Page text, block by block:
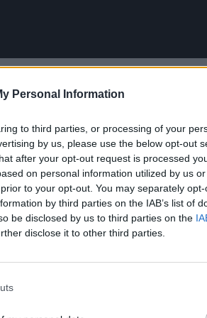
Personal Information
to third parties, or processing of your
by us, please use the below opt-out
after your opt-out request is processed
on personal information utilized by us
to your opt-out. You may separately
by third parties on the IAB’s list of
be disclosed by us to third parties on the
disclose it to other third parties.
możliwości
Fnatic. Nie będzie to
Marka "Humanoida" Brázdy nie
rywali. Podobna sytuacja do tej
końca przemyślane. Bo inaczej tego
przez dwójkę oponentów.
z odchodzącymi od niego
Haudegonda. Środkowy
Azira, wbicie w powstałą ścianę E